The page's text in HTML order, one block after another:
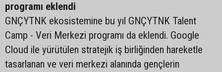
programı eklendi
GNÇYTNK ekosistemine bu yıl GNÇYTNK Talent
Camp - Veri Merkezi programı da eklendi. Google
Cloud ile yürütülen stratejik iş birliğinden hareketle
tasarlanan ve veri merkezi alanında gençlerin